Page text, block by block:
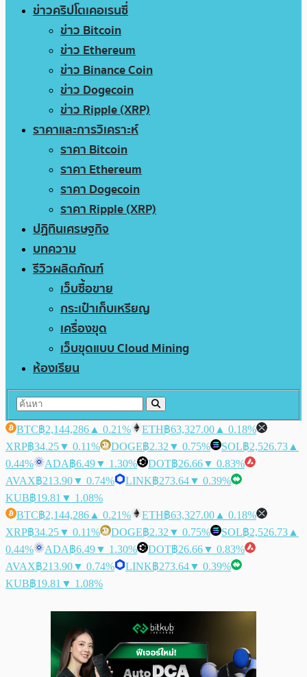
ข่าวคริปโตเคอเรนซี่
ข่าว Bitcoin
ข่าว Ethereum
ข่าว Binance Coin
ข่าว Dogecoin
ข่าว Ripple (XRP)
ราคาและการวิเคราะห์
ราคา Bitcoin
ราคา Ethereum
ราคา Dogecoin
ราคา Ripple (XRP)
ปฏิทินเศรษฐกิจ
บทความ
รีวิวผลิตภัณฑ์
เว็บซื้อขาย
กระเป๋าเก็บเหรียญ
เครื่องขุด
เว็บขุดแบบ Cloud Mining
ห้องเรียน
BTC฿2,144,286 ▲ 0.21% ETH฿63,327.00 ▲ 0.18%
XRP฿34.25▼ 0.11% DOGE฿2.32 ▼ 0.75% SOL฿2,526.73 ▲
0.44%
ADA฿6.49▼ 1.30% DOT฿26.66▼ 0.83%
AVAX฿213.90▼ 0.74% LINK฿273.64▼ 0.39%
KUB฿19.81 ▼ 1.08%
BTC฿2,144,286 ▲ 0.21% ETH฿63,327.00 ▲ 0.18%
XRP฿34.25▼ 0.11% DOGE฿2.32 ▼ 0.75% SOL฿2,526.73 ▲
0.44%
ADA฿6.49▼ 1.30% DOT฿26.66▼ 0.83%
AVAX฿213.90▼ 0.74% LINK฿273.64▼ 0.39%
KUB฿19.81 ▼ 1.08%